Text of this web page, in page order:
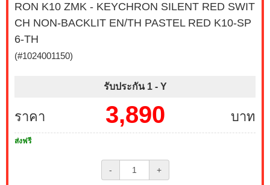
RON K10 ZMK - KEYCHRON SILENT RED SWIT
CH NON-BACKLIT EN/TH PASTEL RED K10-SP
6-TH
(#1024001150)
รับประกัน 1 - Y
ราคา บาท
3,890
ส่งฟรี
- +